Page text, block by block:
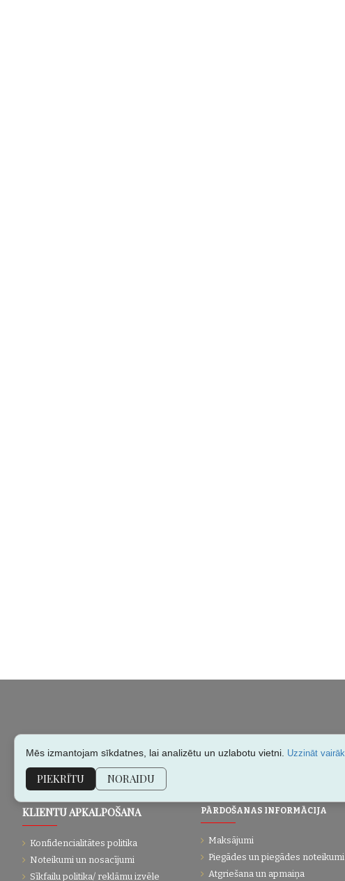
KLIENTU APKALPOŠANA
Konfidencialitātes politika
Noteikumi un nosacījumi
Sīkfailu politika/ reklāmu izvēle
PĀRDOŠANAS INFORMĀCIJA
Maksājumi
Piegādes un piegādes noteikumi
Atgriešana un apmaiņa
Mēs izmantojam sīkdatnes, lai analizētu un uzlabotu vietni. Uzzināt vairāk
PIEKRĪTU NORAIDU